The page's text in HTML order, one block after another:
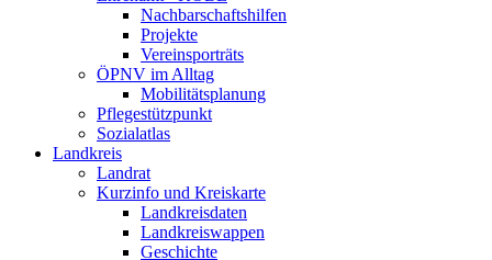
Nachbarschaftshilfen
Projekte
Vereinsporträts
ÖPNV im Alltag
Mobilitätsplanung
Pflegestützpunkt
Sozialatlas
Landkreis
Landrat
Kurzinfo und Kreiskarte
Landkreisdaten
Landkreiswappen
Geschichte